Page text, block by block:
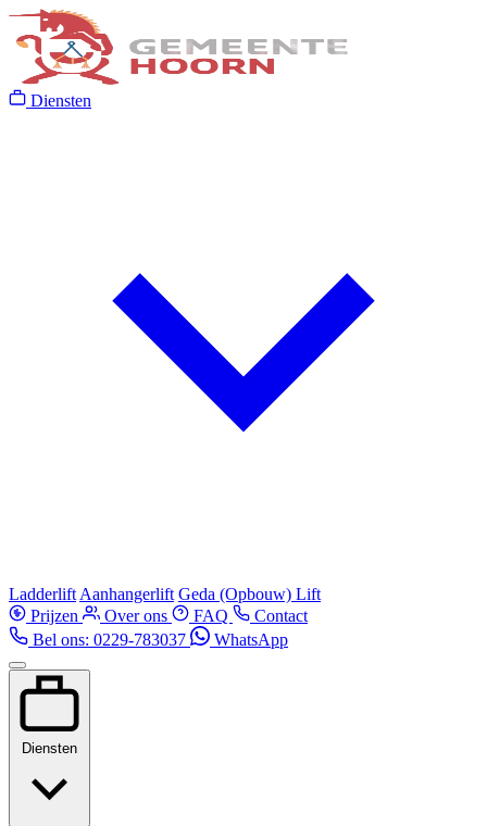
Diensten
Ladderlift Aanhangerlift Geda (Opbouw) Lift
Prijzen
Over ons FAQ
Contact
Bel ons: 0229-783037
WhatsApp
Diensten